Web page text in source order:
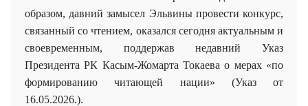
образом, давний замысел Эльвины провести конкурс,
связанный со чтением, оказался сегодня актуальным и
своевременным, поддержав недавний Указ
Президента РК Касым-Жомарта Токаева о мерах «по
формированию читающей нации» (Указ от
16.05.2026.).